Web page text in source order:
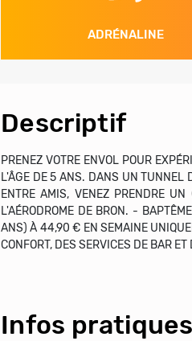
ADRÉNALINE
Descriptif
PRENEZ VOTRE ENVOL POUR
L'ÂGE DE 5 ANS. DANS UN TUNNEL
ENTRE AMIS, VENEZ PRENDRE
L'AÉRODROME DE BRON. -
ANS) À 44,90 € EN SEMAINE
CONFORT, DES SERVICES DE BAR
Infos pratiques